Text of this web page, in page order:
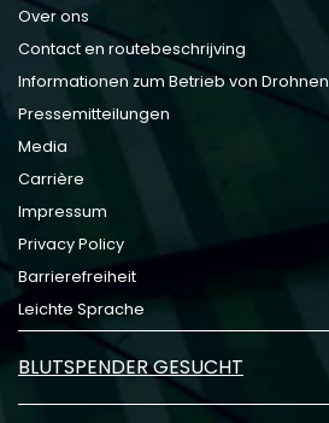
Over ons
Contact en routebeschrijving
Informationen zum Betrieb von Drohnen
Pressemitteilungen
Media
Carrière
Impressum
Privacy Policy
Barrierefreiheit
Leichte Sprache
BLUTSPENDER GESUCHT